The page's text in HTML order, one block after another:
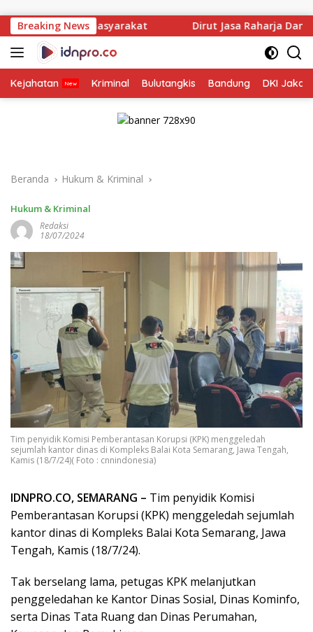
ke
konten
Breaking News Dirut Jasa Raharja Dampingi Wamenhub
Kejahatan Kriminal Bulutangkis Bandung DKI
Beranda Hukum & Kriminal
Hukum & Kriminal
Redaksi
18/07/2024
Tim penyidik Komisi Pemberantasan Korupsi (KPK) menggeledah
sejumlah kantor dinas di Kompleks Balai Kota Semarang, Jawa Tengah,
Kamis (18/7/24)( Foto : cnnindonesia)
IDNPRO.CO, SEMARANG – Tim penyidik Komisi
Pemberantasan Korupsi (KPK) menggeledah sejumlah
kantor dinas di Kompleks Balai Kota Semarang, Jawa
Tengah, Kamis (18/7/24).
Tak berselang lama, petugas KPK melanjutkan
penggeledahan ke Kantor Dinas Sosial, Dinas Kominfo,
serta Dinas Tata Ruang dan Dinas Perumahan,